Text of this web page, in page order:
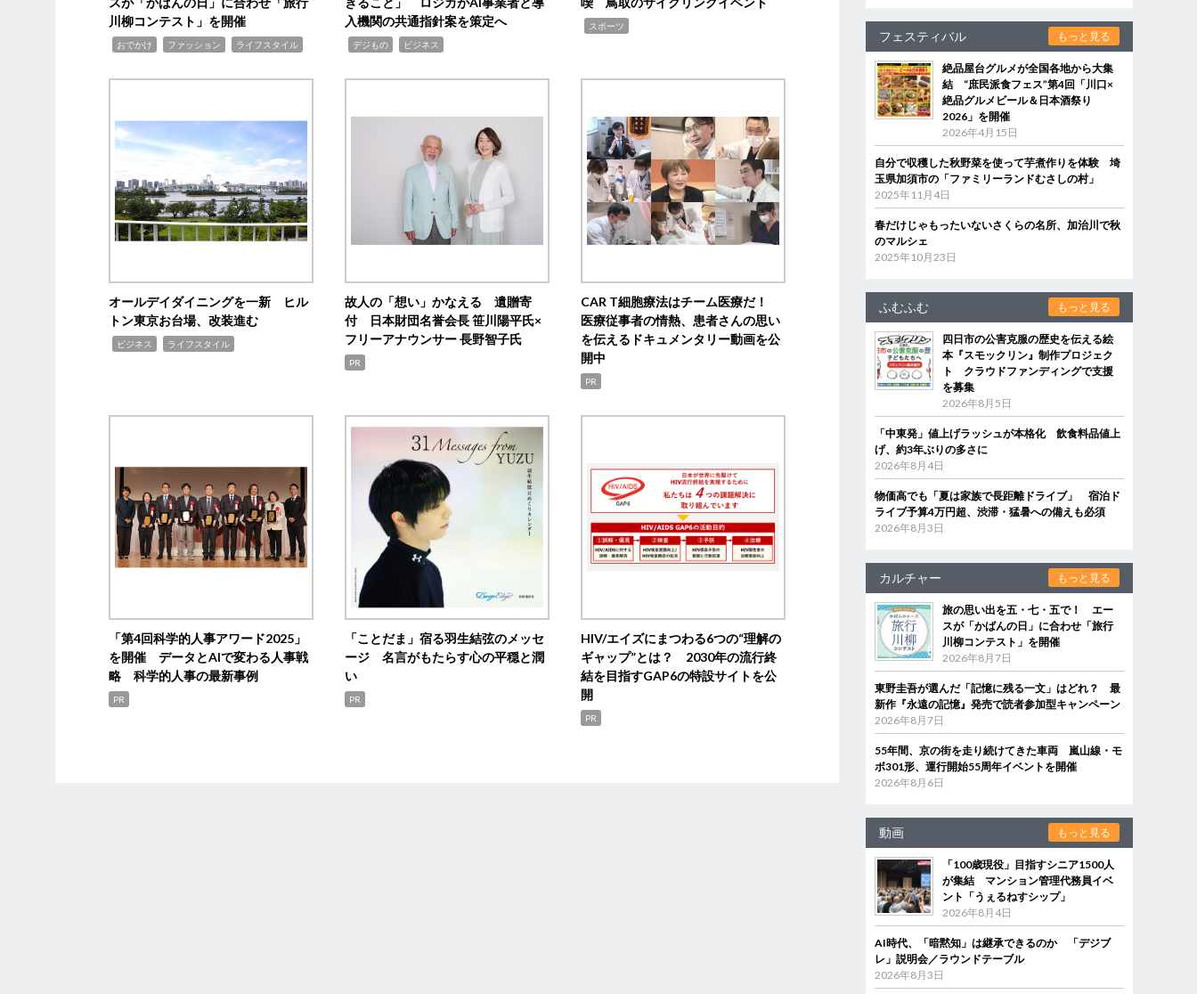
川柳コンテスト」を開催
おでかけ ファッション ライフスタイル
入機関の共通指針案を策定へ
デジもの ビジネス
スポーツ
オールデイダイニングを一新 ヒル
トン東京お台場、改装進む
ビジネス ライフスタイル
故人の「想い」かなえる 遺贈寄
付 日本財団名誉会長 笹川陽平氏×
フリーアナウンサー 長野智子氏
PR
CAR T細胞療法はチーム医療だ！
医療従事者の情熱、患者さんの思い
を伝えるドキュメンタリー動画を公
開中
PR
「第4回科学的人事アワード2025」
を開催 データとAIで変わる人事戦
略 科学的人事の最新事例
PR
「ことだま」宿る羽生結弦のメッセ
ージ 名言がもたらす心の平穏と潤
い
PR
HIV/エイズにまつわる6つの“理解の
ギャップ”とは？ 2030年の流行終
結を目指すGAP6の特設サイトを公
開
PR
フェスティバル もっと見る
絶品屋台グルメが全国各地から大集
結 “庶民派食フェス”第4回「川口×
絶品グルメビール＆日本酒祭り
2026」を開催
2026年4月15日
自分で収穫した秋野菜を使って芋煮作りを体験 埼
玉県加須市の「ファミリーランドむさしの村」
2025年11月4日
春だけじゃもったいないさくらの名所、加治川で秋
のマルシェ
2025年10月23日
ふむふむ もっと見る
四日市の公害克服の歴史を伝える絵
本『スモックリン』制作プロジェク
ト クラウドファンディングで支援
を募集
2026年8月5日
「中東発」値上げラッシュが本格化 飲食料品値上
げ、約3年ぶりの多さに
2026年8月4日
物価高でも「夏は家族で長距離ドライブ」 宿泊ド
ライブ予算4万円超、渋滞・猛暑への備えも必須
2026年8月3日
カルチャー もっと見る
旅の思い出を五・七・五で！ エー
スが「かばんの日」に合わせ「旅行
川柳コンテスト」を開催
2026年8月7日
東野圭吾が選んだ「記憶に残る一文」はどれ？ 最
新作『永遠の記憶』発売で読者参加型キャンペーン
2026年8月7日
55年間、京の街を走り続けてきた車両 嵐山線・モ
ボ301形、運行開始55周年イベントを開催
2026年8月6日
動画 もっと見る
「100歳現役」目指すシニア1500人
が集結 マンション管理代務員イベ
ント「うぇるねすシップ」
2026年8月4日
AI時代、「暗黙知」は継承できるのか 「デジブ
レ」説明会／ラウンドテーブル
2026年8月3日